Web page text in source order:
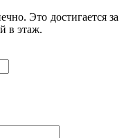
Это достигается за
в этаж.